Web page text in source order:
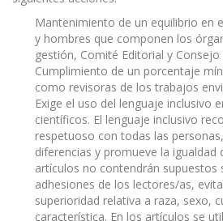
Mantenimiento de un equilibrio en
y hombres que componen los
gestión, Comité Editorial y
Cumplimiento de un porcentaje
como revisoras de los trabajos
Exige el uso del lenguaje inclusivo
científicos. El lenguaje inclusivo
respetuoso con todas las
diferencias y promueve la igualdad
artículos no contendrán supuestos
adhesiones de los lectores/as,
superioridad relativa a raza, sexo,
característica. En los artículos se